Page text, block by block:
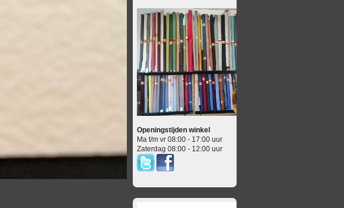
Openingstijden winkel
Ma t/m vr 08:00 - 17:00 uur
Zaterdag 08:00 - 12:00 uur